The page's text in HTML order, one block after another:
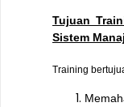
Tujuan
Sistem
Training